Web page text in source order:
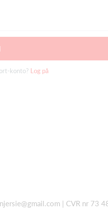
konto? Log på
| CVR nr 73